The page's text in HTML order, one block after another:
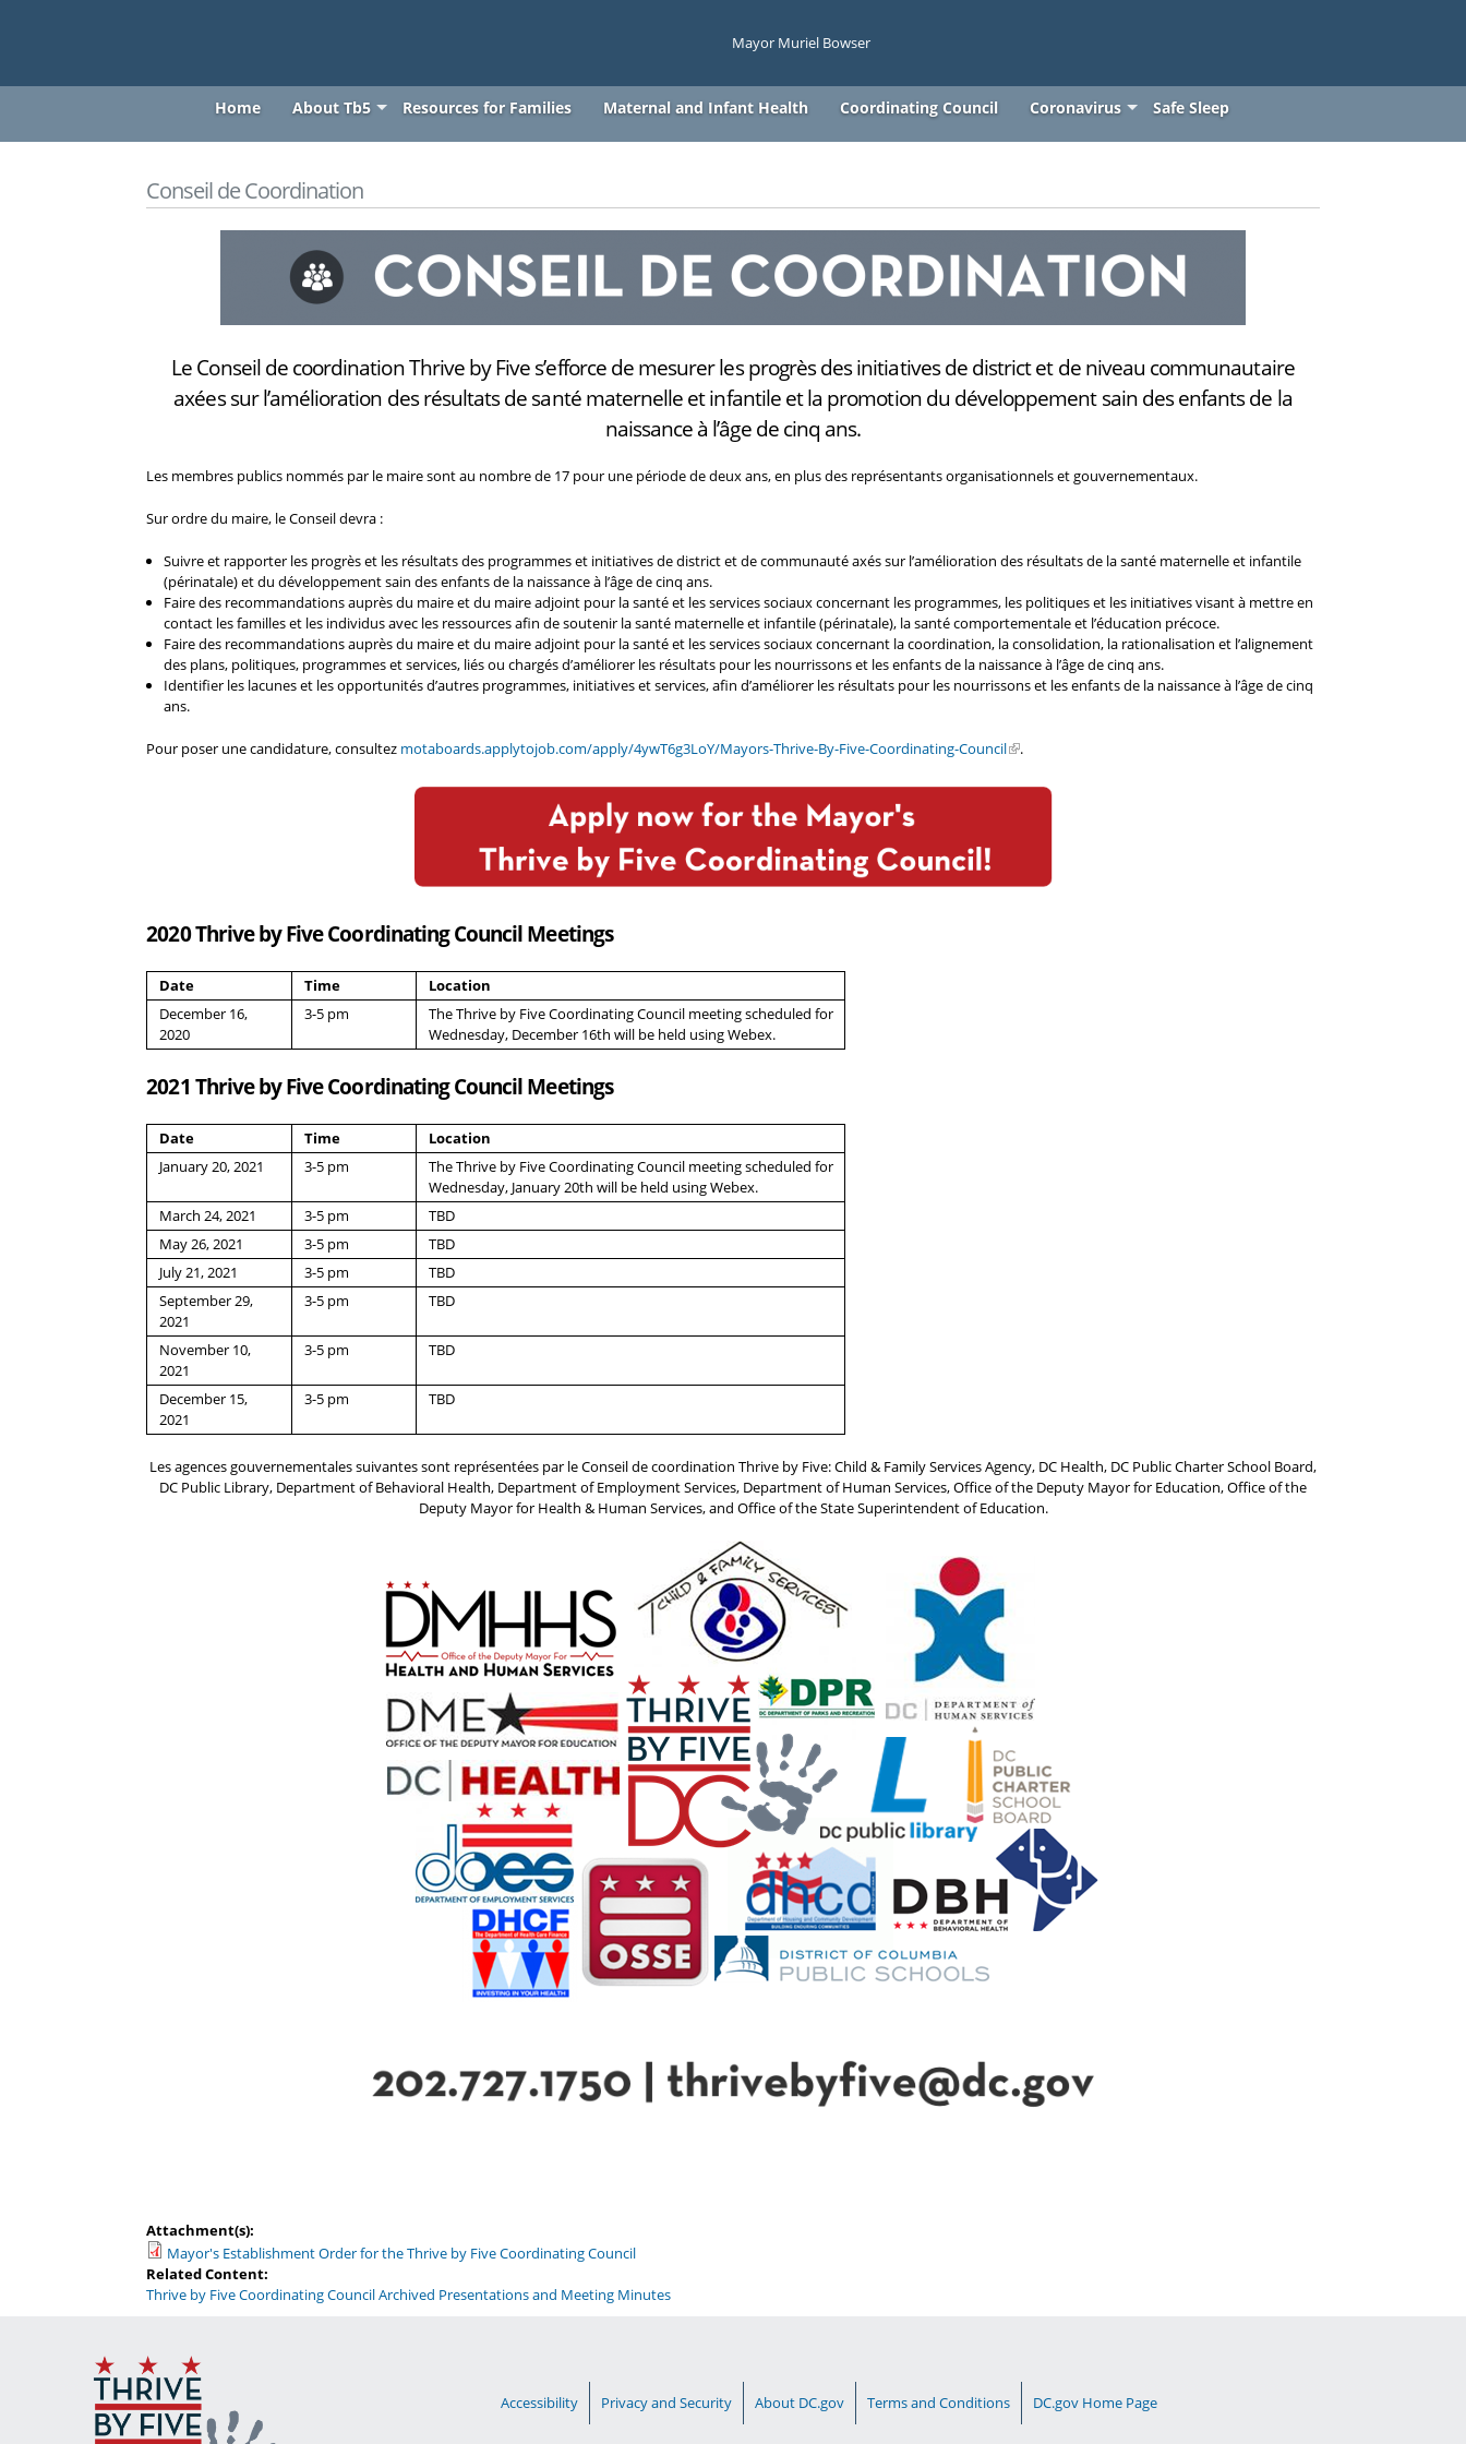
Mayor Muriel Bowser
Home About Tb5 Resources for Families Maternal and Infant Health Coordinating Council Coronavirus Safe Sleep
Conseil de Coordination
Le Conseil de coordination Thrive by Five s’efforce de mesurer les progrès des initiatives de district et de niveau communautaire
axées sur l’amélioration des résultats de santé maternelle et infantile et la promotion du développement sain des enfants de la
naissance à l’âge de cinq ans.
Les membres publics nommés par le maire sont au nombre de 17 pour une période de deux ans, en plus des représentants organisationnels et gouvernementaux.
Sur ordre du maire, le Conseil devra :
Suivre et rapporter les progrès et les résultats des programmes et initiatives de district et de communauté axés sur l’amélioration des résultats de la santé maternelle et infantile
(périnatale) et du développement sain des enfants de la naissance à l’âge de cinq ans.
Faire des recommandations auprès du maire et du maire adjoint pour la santé et les services sociaux concernant les programmes, les politiques et les initiatives visant à mettre en
contact les familles et les individus avec les ressources afin de soutenir la santé maternelle et infantile (périnatale), la santé comportementale et l’éducation précoce.
Faire des recommandations auprès du maire et du maire adjoint pour la santé et les services sociaux concernant la coordination, la consolidation, la rationalisation et l’alignement
des plans, politiques, programmes et services, liés ou chargés d’améliorer les résultats pour les nourrissons et les enfants de la naissance à l’âge de cinq ans.
Identifier les lacunes et les opportunités d’autres programmes, initiatives et services, afin d’améliorer les résultats pour les nourrissons et les enfants de la naissance à l’âge de cinq
ans.
Pour poser une candidature, consultez motaboards.applytojob.com/apply/4ywT6g3LoY/Mayors-Thrive-By-Five-Coordinating-Council .
2020 Thrive by Five Coordinating Council Meetings
Date Time
Location
December 16,
2020
3-5 pm
The Thrive by Five Coordinating Council meeting scheduled for
Wednesday, December 16th will be held using Webex.
2021 Thrive by Five Coordinating Council Meetings
Date Time
Location
January 20, 2021
3-5 pm
The Thrive by Five Coordinating Council meeting scheduled for
Wednesday, January 20th will be held using Webex.
March 24, 2021
3-5 pm
TBD
May 26, 2021
3-5 pm
TBD
July 21, 2021
3-5 pm
TBD
September 29,
2021
3-5 pm TBD
November 10,
2021
3-5 pm TBD
December 15,
2021
3-5 pm TBD
Les agences gouvernementales suivantes sont représentées par le Conseil de coordination Thrive by Five: Child & Family Services Agency, DC Health, DC Public Charter School Board,
DC Public Library, Department of Behavioral Health, Department of Employment Services, Department of Human Services, Office of the Deputy Mayor for Education, Office of the
Deputy Mayor for Health & Human Services, and Office of the State Superintendent of Education.
Attachment(s):
Mayor's Establishment Order for the Thrive by Five Coordinating Council
Related Content:
Thrive by Five Coordinating Council Archived Presentations and Meeting Minutes
Accessibility Privacy and Security About DC.gov Terms and Conditions DC.gov Home Page